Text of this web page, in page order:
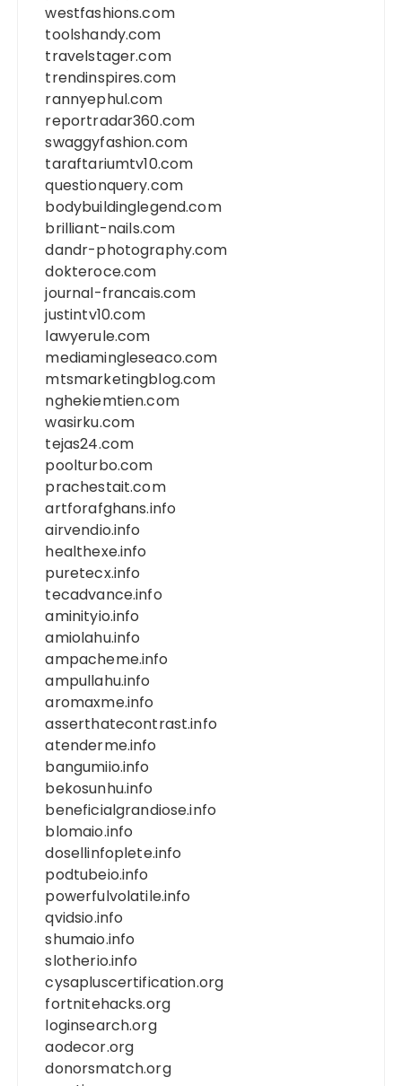
westfashions.com
toolshandy.com
travelstager.com
trendinspires.com
rannyephul.com
reportradar360.com
swaggyfashion.com
taraftariumtv10.com
questionquery.com
bodybuildinglegend.com
brilliant-nails.com
dandr-photography.com
dokteroce.com
journal-francais.com
justintv10.com
lawyerule.com
mediamingleseaco.com
mtsmarketingblog.com
nghekiemtien.com
wasirku.com
tejas24.com
poolturbo.com
prachestait.com
artforafghans.info
airvendio.info
healthexe.info
puretecx.info
tecadvance.info
aminityio.info
amiolahu.info
ampacheme.info
ampullahu.info
aromaxme.info
asserthatecontrast.info
atenderme.info
bangumiio.info
bekosunhu.info
beneficialgrandiose.info
blomaio.info
dosellinfoplete.info
podtubeio.info
powerfulvolatile.info
qvidsio.info
shumaio.info
slotherio.info
cysapluscertification.org
fortnitehacks.org
loginsearch.org
aodecor.org
donorsmatch.org